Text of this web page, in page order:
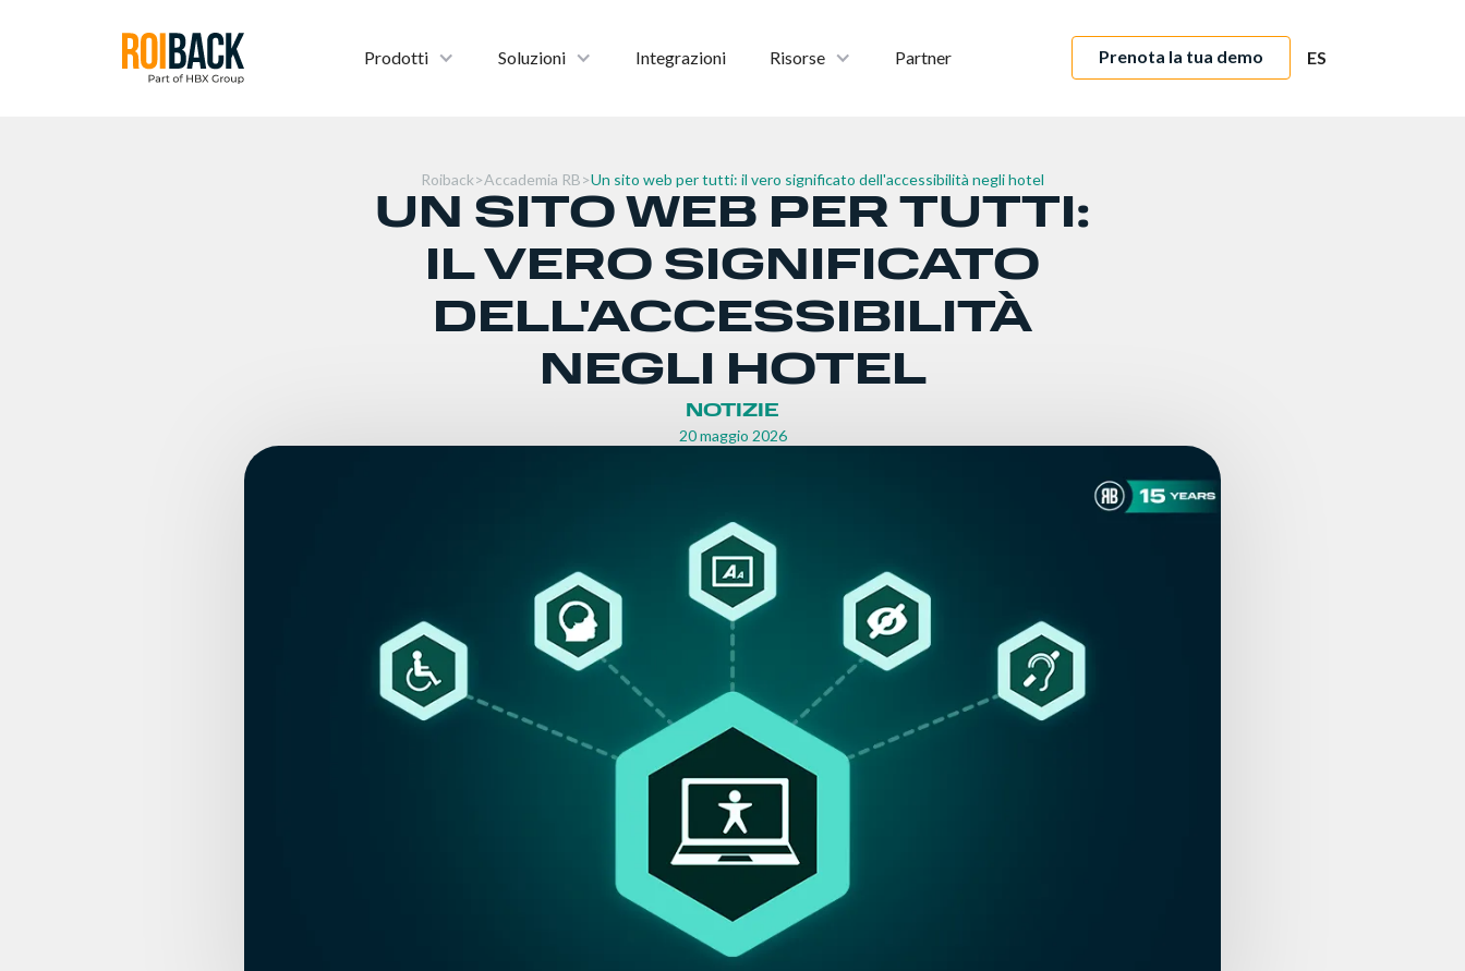
Prodotti Soluzioni Integrazioni Risorse Partner Prenota la tua demo ES
Roiback>Accademia RB>Un sito web per tutti: il vero significato dell'accessibilità negli hotel
UN SITO WEB PER TUTTI:
IL VERO SIGNIFICATO
DELL'ACCESSIBILITÀ
NEGLI HOTEL
NOTIZIE
20 maggio 2026